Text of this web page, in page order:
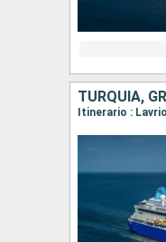
TURQUÍA,
Itinerario :